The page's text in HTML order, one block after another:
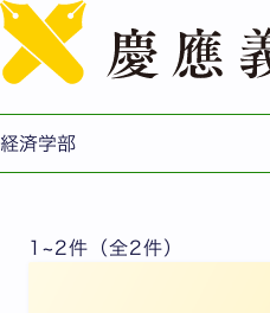
経済学部
イベント
過去のイベントはこちら
1~2件（全2件）